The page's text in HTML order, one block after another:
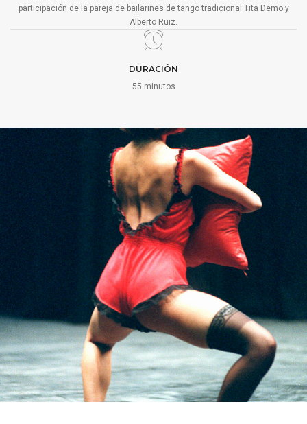
participación de la pareja de bailarines de tango tradicional Tita Demo y
Alberto Ruiz.
DURACIÓN
55 minutos